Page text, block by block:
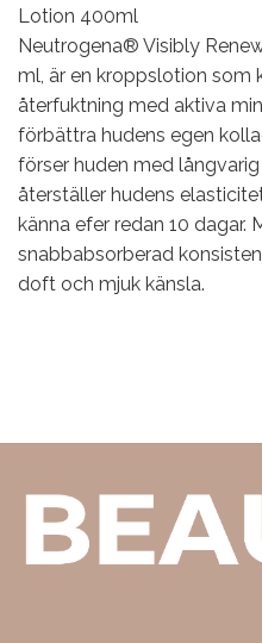
Lotion 400ml
Neutrogena® Visibly
ml, är en kroppslotion som
återfuktning med aktiva
förbättra hudens egen
förser huden med
återställer hudens
känna efer redan 10 dagar.
snabbabsorberad
doft och mjuk känsla.